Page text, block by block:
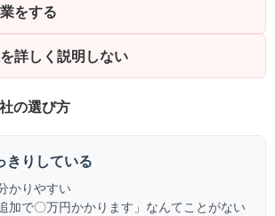
をする
詳しく説明しない
の選び方
きりしている
かりやすい
加で〇万円かかります」なんてことがない